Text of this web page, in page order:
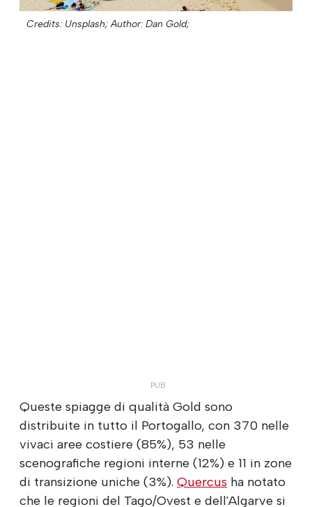
Credits: Unsplash; Author: Dan Gold;
Queste spiagge di qualità Gold sono
distribuite in tutto il Portogallo, con 370 nelle
vivaci aree costiere (85%), 53 nelle
scenografiche regioni interne (12%) e 11 in zone
di transizione uniche (3%). Quercus ha notato
che le regioni del Tago/Ovest e dell'Algarve si